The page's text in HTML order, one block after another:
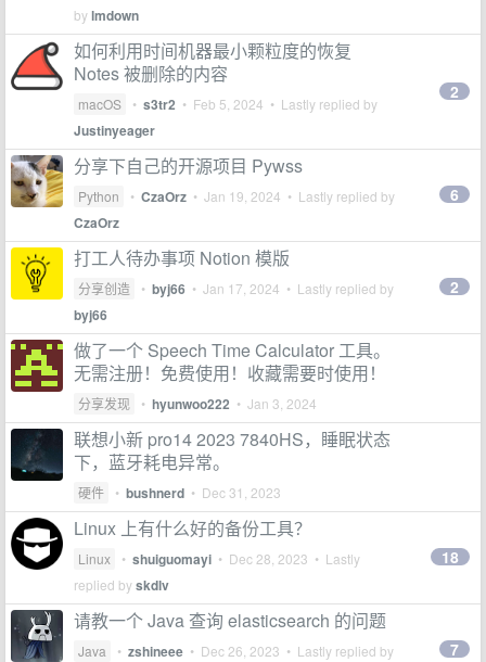
bylmdown
如何利用时间机器最小颗粒度的恢复
Notes 被删除的内容
macOS • s3tr2 • Feb 5, 2024 • Lastly replied by
Justinyeager
2
分享下自己的开源项目 Pywss
Python • CzaOrz • Jan 19, 2024 • Lastly replied by
CzaOrz
6
打工人待办事项 Notion 模版
分享创造 • byj66 • Jan 17, 2024 • Lastly replied by
byj66
2
做了一个 Speech Time Calculator 工具。
无需注册！免费使用！收藏需要时使用！
分享发现 • hyunwoo222 • Jan 3, 2024
联想小新 pro14 2023 7840HS，睡眠状态
下，蓝牙耗电异常。
硬件 • bushnerd • Dec 31, 2023
Linux 上有什么好的备份工具？
Linux • shuiguomayi • Dec 28, 2023 • Lastly
replied byskdlv
18
请教一个 Java 查询 elasticsearch 的问题
Java • zshineee • Dec 26, 2023 • Lastly replied by 7